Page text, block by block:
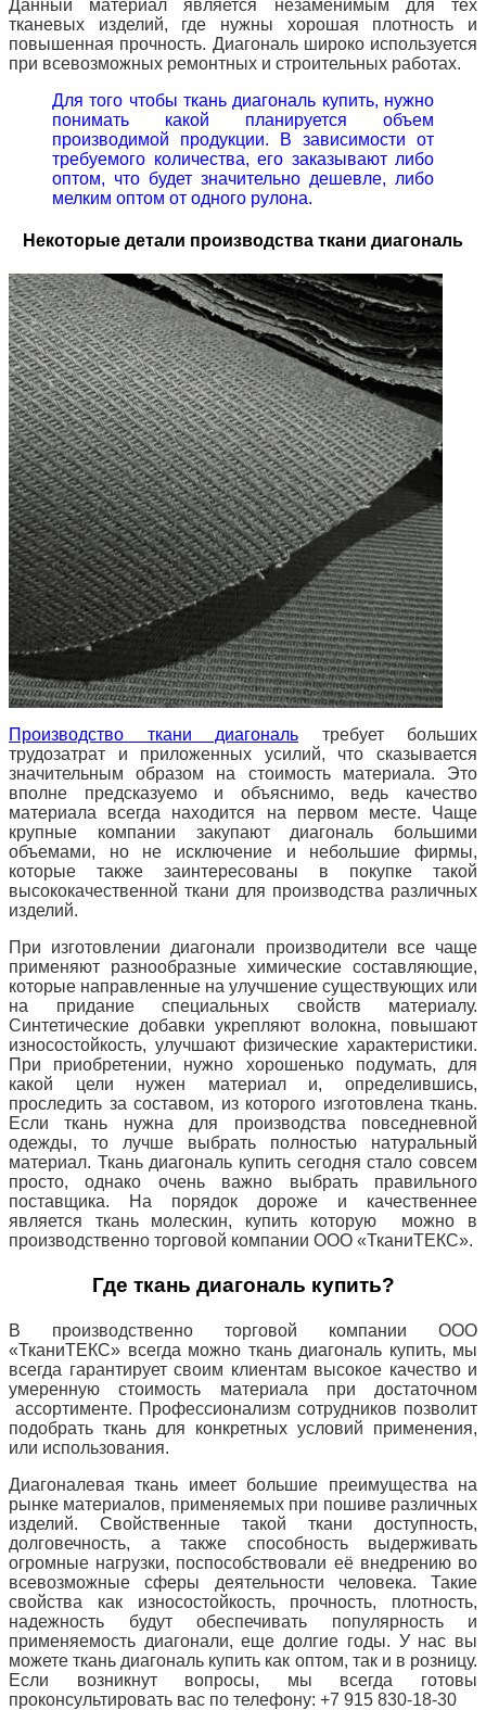
Данный материал является незаменимым для тех
тканевых изделий, где нужны хорошая плотность и
повышенная прочность. Диагональ широко используется
при всевозможных ремонтных и строительных работах.
Для того чтобы ткань диагональ купить, нужно
понимать какой планируется объем
производимой продукции. В зависимости от
требуемого количества, его заказывают либо
оптом, что будет значительно дешевле, либо
мелким оптом от одного рулона.
Некоторые детали производства ткани диагональ
Производство ткани диагональ требует больших
трудозатрат и приложенных усилий, что сказывается
значительным образом на стоимость материала. Это
вполне предсказуемо и объяснимо, ведь качество
материала всегда находится на первом месте. Чаще
крупные компании закупают диагональ большими
объемами, но не исключение и небольшие фирмы,
которые также заинтересованы в покупке такой
высококачественной ткани для производства различных
изделий.
При изготовлении диагонали производители все чаще
применяют разнообразные химические составляющие,
которые направленные на улучшение существующих или
на придание специальных свойств материалу.
Синтетические добавки укрепляют волокна, повышают
износостойкость, улучшают физические характеристики.
При приобретении, нужно хорошенько подумать, для
какой цели нужен материал и, определившись,
проследить за составом, из которого изготовлена ткань.
Если ткань нужна для производства повседневной
одежды, то лучше выбрать полностью натуральный
материал. Ткань диагональ купить сегодня стало совсем
просто, однако очень важно выбрать правильного
поставщика. На порядок дороже и качественнее
является ткань молескин, купить которую можно в
производственно торговой компании ООО «ТканиТЕКС».
Где ткань диагональ купить?
В производственно торговой компании ООО
«ТканиТЕКС» всегда можно ткань диагональ купить, мы
всегда гарантирует своим клиентам высокое качество и
умеренную стоимость материала при достаточном
ассортименте. Профессионализм сотрудников позволит
подобрать ткань для конкретных условий применения,
или использования.
Диагоналевая ткань имеет большие преимущества на
рынке материалов, применяемых при пошиве различных
изделий. Свойственные такой ткани доступность,
долговечность, а также способность выдерживать
огромные нагрузки, поспособствовали её внедрению во
всевозможные сферы деятельности человека. Такие
свойства как износостойкость, прочность, плотность,
надежность будут обеспечивать популярность и
применяемость диагонали, еще долгие годы. У нас вы
можете ткань диагональ купить как оптом, так и в розницу.
Если возникнут вопросы, мы всегда готовы
проконсультировать вас по телефону: +7 915 830-18-30